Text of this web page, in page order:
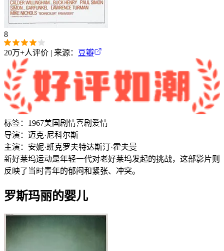
8
20万+人评价 | 来源： 豆瓣
标签： 1967美国 剧情喜剧 爱情
导演： 迈克·尼科尔斯
主演： 安妮·班克罗夫特达斯汀·霍夫曼
新好莱坞运动是年轻一代对老好莱坞发起的挑战，这部影片则
反映了当时青年的郁闷和紧张、冲突。
罗斯玛丽的婴儿